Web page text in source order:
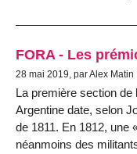
FORA - Les
28 mai 2019, par Alex Matin
La première section de
Argentine date, selon
de 1811. En 1812, une
néanmoins des